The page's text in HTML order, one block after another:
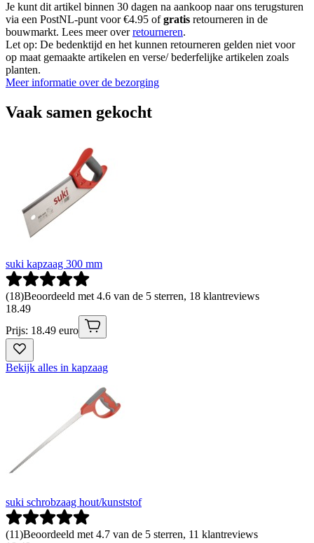
Je kunt dit artikel binnen 30 dagen na aankoop naar ons terugsturen
via een PostNL-punt voor €4.95 ofgratis retourneren in de
bouwmarkt. Lees meer overretourneren.
Let op: De bedenktijd en het kunnen retourneren gelden niet voor
op maat gemaakte artikelen en verse/ bederfelijke artikelen zoals
planten.
Meer informatie over de bezorging
Vaak samen gekocht
suki kapzaag 300 mm
(18)Beoordeeld met 4.6 van de 5 sterren, 18 klantreviews
18.49
Prijs: 18.49 euro
Bekijk alles in kapzaag
suki schrobzaag hout/kunststof
(11)Beoordeeld met 4.7 van de 5 sterren, 11 klantreviews